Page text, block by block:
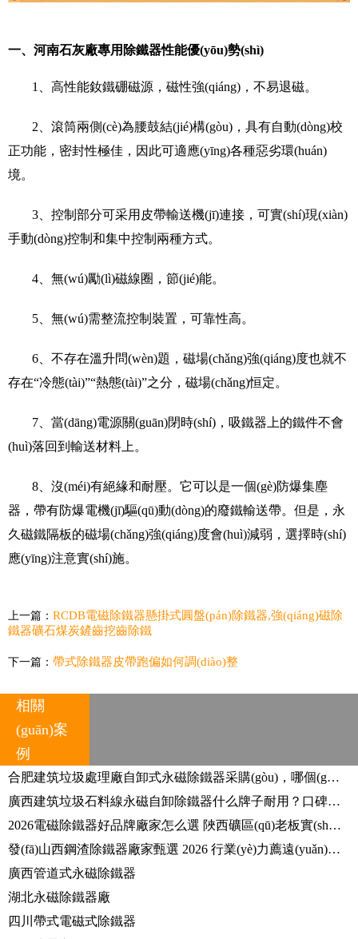
一、河南石灰廠專用除鐵器性能優(yōu)勢(shì)
1、高性能釹鐵硼磁源，磁性強(qiáng)，不易退磁。
2、滾筒兩側(cè)為腰鼓結(jié)構(gòu)，具有自動(dòng)校
正功能，密封性極佳，因此可適應(yīng)各種惡劣環(huán)
境。
3、控制部分可采用皮帶輸送機(jī)連接，可實(shí)現(xiàn)
手動(dòng)控制和集中控制兩種方式。
4、無(wú)勵(lì)磁線圈，節(jié)能。
5、無(wú)需整流控制裝置，可靠性高。
6、不存在溫升問(wèn)題，磁場(chǎng)強(qiáng)度也就不
存在“冷態(tài)”“熱態(tài)”之分，磁場(chǎng)恒定。
7、當(dāng)電源關(guān)閉時(shí)，吸鐵器上的鐵件不會
(huì)落回到輸送材料上。
8、沒(méi)有絕緣和耐壓。它可以是一個(gè)防爆集塵
器，帶有防爆電機(jī)驅(qū)動(dòng)的廢鐵輸送帶。但是，永
久磁鐵隔板的磁場(chǎng)強(qiáng)度會(huì)減弱，選擇時(shí)
應(yīng)注意實(shí)施。
上一篇： RCDB電磁除鐵器懸掛式圓盤(pán)除鐵器,強(qiáng)磁除
鐵器礦石煤炭鏟齒挖齒除鐵
下一篇： 帶式除鐵器皮帶跑偏如何調(diào)整
相關
(guān)案
例
合肥建筑垃圾處理廠自卸式永磁除鐵器采購(gòu)，哪個(gè)廠家合作工程遍布全國(guó)？
廣西建筑垃圾石料線永磁自卸除鐵器什么牌子耐用？口碑供應(yīng)商有推薦嗎？
2026電磁除鐵器好品牌廠家怎么選 陜西礦區(qū)老板實(shí)戰(zhàn)使用心得分享
發(fā)山西鋼渣除鐵器廠家甄選 2026 行業(yè)力薦遠(yuǎn)力磁電專業(yè)廠商
廣西管道式永磁除鐵器
湖北永磁除鐵器廠
四川帶式電磁式除鐵器